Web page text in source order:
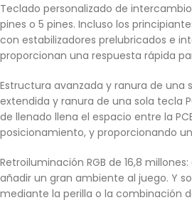
Teclado personalizado de
pines o 5 pines. Incluso los
con estabilizadores prelubricados e
proporcionan una respuesta rápida
Estructura avanzada y ranura de
extendida y ranura de una sola tecla
de llenado llena el espacio entre la
posicionamiento, y proporcionando
Retroiluminación RGB de 16,8
añadir un gran ambiente al juego. Y
mediante la perilla o la combinación